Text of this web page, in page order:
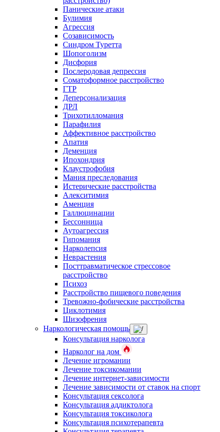
Панические атаки
Булимия
Агрессия
Созависимость
Синдром Туретта
Шопоголизм
Дисфория
Послеродовая депрессия
Соматоформное расстройство
ГТР
Деперсонализация
ДРЛ
Трихотилломания
Парафилия
Аффективное расстройство
Апатия
Деменция
Ипохондрия
Клаустрофобия
Мания преследования
Истерические расстройства
Алекситимия
Аменция
Галлюцинации
Бессонница
Аутоагрессия
Гипомания
Нарколепсия
Неврастения
Посттравматическое стрессовое
расстройство
Психоз
Расстройство пищевого поведения
Тревожно-фобические расстройства
Циклотимия
Шизофрения
Наркологическая помощь
Консультация нарколога
Нарколог на дом
Лечение игромании
Лечение токсикомании
Лечение интернет-зависимости
Лечение зависимости от ставок на спорт
Консультация сексолога
Консультация аддиктолога
Консультация токсиколога
Консультация психотерапевта